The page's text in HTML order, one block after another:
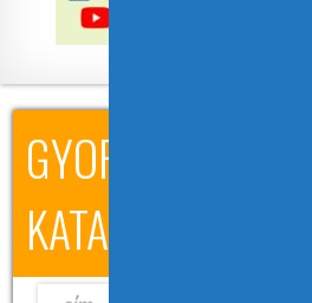
GYORSKERESÉS A
KATALÓGUSBAN